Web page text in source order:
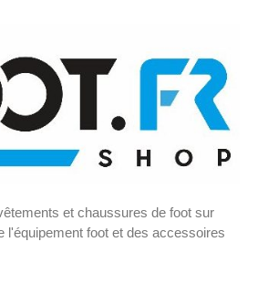
et chaussures de foot sur
l'équipement foot et des accessoires